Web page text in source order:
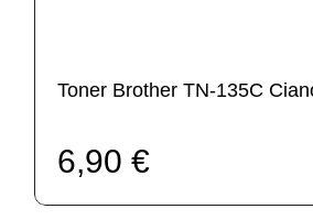
Toner Brother TN-135C
6,90 €